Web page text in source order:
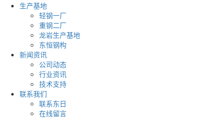
生产基地
轻钢一厂
重钢二厂
龙岩生产基地
东恒钢构
新闻资讯
公司动态
行业资讯
技术支持
联系我们
联系东日
在线留言